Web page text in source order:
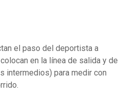
el paso del deportista a
en la línea de salida y de
intermedios) para medir con